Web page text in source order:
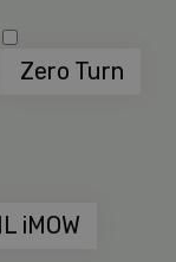
Zero Turn
iMOW